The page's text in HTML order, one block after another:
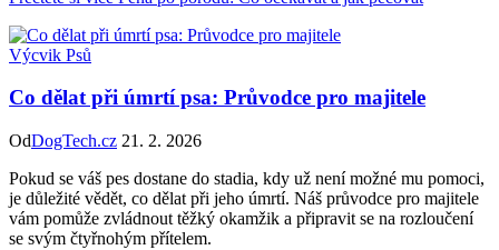
Výcvik Psů
Co dělat při úmrtí psa: Průvodce pro majitele
OdDogTech.cz 21. 2. 2026
Pokud se váš pes dostane do stadia, kdy už není možné mu pomoci,
je důležité vědět, co dělat při jeho úmrtí. Náš průvodce pro majitele
vám pomůže zvládnout těžký okamžik a připravit se na rozloučení
se svým čtyřnohým přítelem.